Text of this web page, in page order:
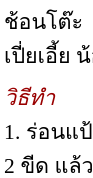
ช้อนโต๊ะ
เปี่ยเอี้ย
วิธีทำ
1. ร่อนแ
2 ขีด แล้